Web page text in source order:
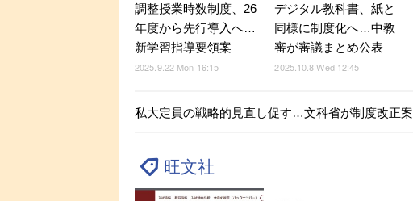
調整授業時数制度、26
年度から先行導入へ…
新学習指導要領案
2025.9.22 Mon 16:15
デジタル教科書、紙と
同様に制度化へ…中教
審が審議まとめ公表
2025.10.8 Wed 12:45
私大定員の戦略的見直し促す…文科省が制度改正案
旺文社